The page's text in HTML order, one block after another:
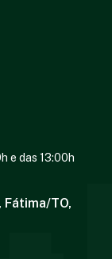
e das 13:00h
TO,